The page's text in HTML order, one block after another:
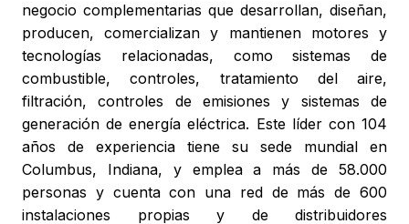
negocio complementarias que desarrollan, diseñan,
producen, comercializan y mantienen motores y
tecnologías relacionadas, como sistemas de
combustible, controles, tratamiento del aire,
filtración, controles de emisiones y sistemas de
generación de energía eléctrica. Este líder con 104
años de experiencia tiene su sede mundial en
Columbus, Indiana, y emplea a más de 58.000
personas y cuenta con una red de más de 600
instalaciones propias y de distribuidores